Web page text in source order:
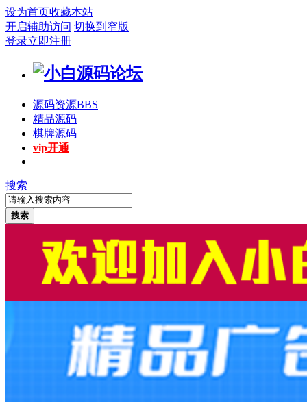
设为首页收藏本站
开启辅助访问 切换到窄版
登录立即注册
源码资源BBS
精品源码
棋牌源码
vip开通
搜索
搜索